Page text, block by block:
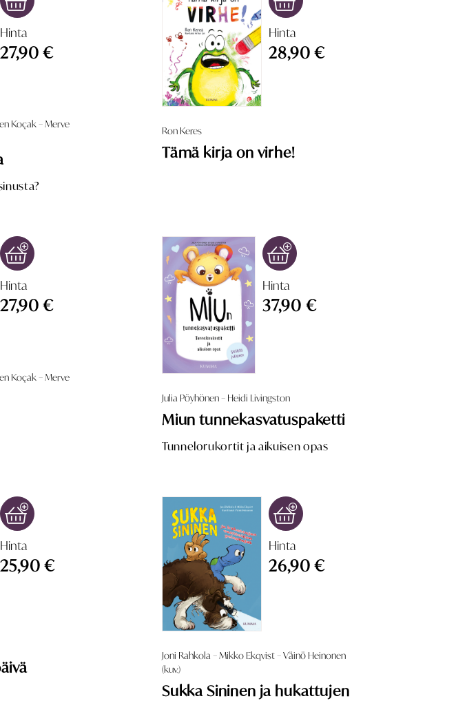
Hinta
27,90 €
Koçak – Merve
Hinta
28,90 €
Ron Keres
Tämä kirja on virhe!
Hinta
27,90 €
Koçak – Merve
Hinta
37,90 €
Julia Pöyhönen – Heidi Livingston
Miun tunnekasvatuspaketti
Tunnelorukortit ja aikuisen opas
Hinta
25,90 €
Hinta
26,90 €
Joni Rahkola – Mikko Ekqvist – Väinö Heinonen
(kuv.)
Sukka Sininen ja hukattujen